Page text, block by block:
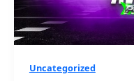
Uncategorized